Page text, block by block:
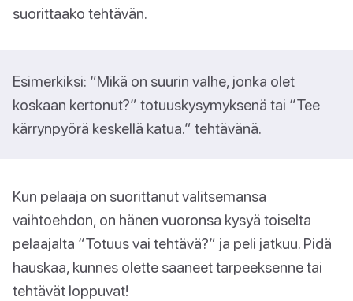
suorittaako tehtävän.
Esimerkiksi: “Mikä on suurin valhe, jonka olet
koskaan kertonut?” totuuskysymyksenä tai “Tee
kärrynpyörä keskellä katua.” tehtävänä.
Kun pelaaja on suorittanut valitsemansa
vaihtoehdon, on hänen vuoronsa kysyä toiselta
pelaajalta “Totuus vai tehtävä?” ja peli jatkuu. Pidä
hauskaa, kunnes olette saaneet tarpeeksenne tai
tehtävät loppuvat!